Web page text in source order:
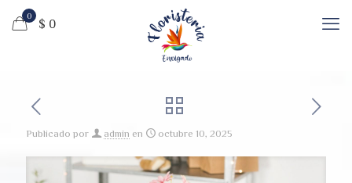
0
$ 0
Publicado por admin en octubre 10, 2025